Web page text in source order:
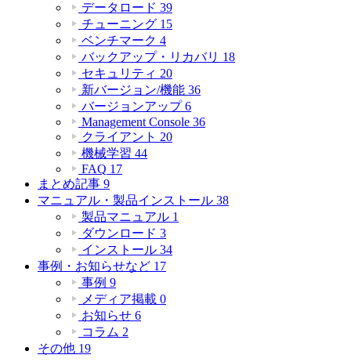
データロード 39
チューニング 15
ベンチマーク 4
バックアップ・リカバリ 18
セキュリティ 20
新バージョン/機能 36
バージョンアップ 6
Management Console 36
クライアント 20
機械学習 44
FAQ 17
まとめ記事 9
マニュアル・製品インストール 38
製品マニュアル 1
ダウンロード 3
インストール 34
事例・お知らせなど 17
事例 9
メディア掲載 0
お知らせ 6
コラム 2
その他 19